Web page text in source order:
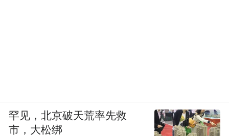
罕见，北京破天荒率先救
市，大松绑